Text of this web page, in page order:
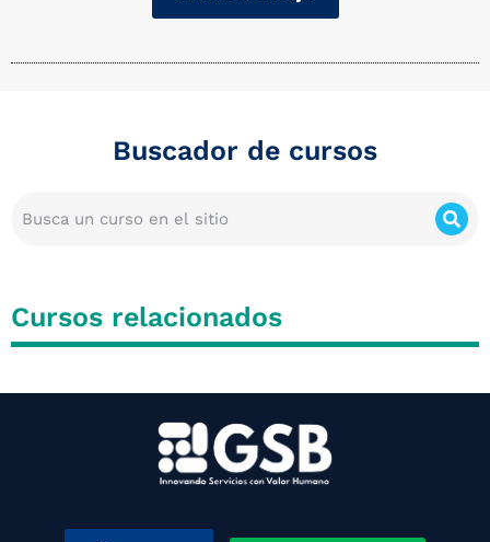
Buscador de cursos
Cursos relacionados